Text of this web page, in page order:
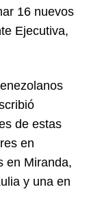
16 nuevos
Ejecutiva,
de estas
en
en Miranda,
y una en